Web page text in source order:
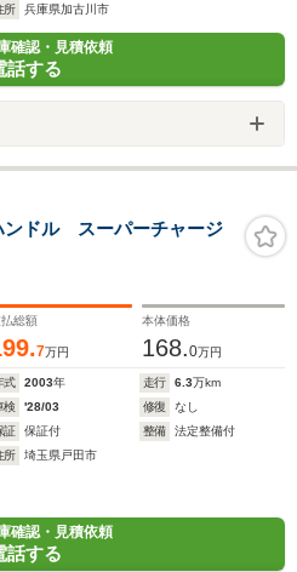
所
兵庫県加古川市
確認・見積依頼
話する
ドル スーパーチャージ
総額
7万円
本体価格
168.0万円
式 2003年 走行 6.3万km
検
'28/03 修復
なし
証
保証付 整備
法定整備付
所
埼玉県戸田市
確認・見積依頼
話する